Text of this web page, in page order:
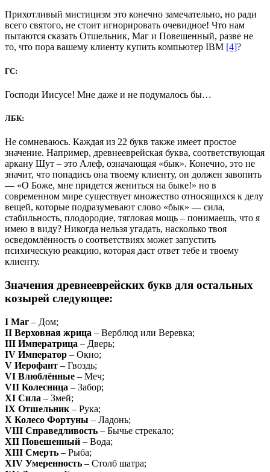
Прихотливый мистицизм это конечно замечательно, но ради
всего святого, не стоит игнорировать очевидное! Что нам
пытаются сказать Отшельник, Маг и Повешенный, разве не
то, что пора вашему клиенту купить компьютер IBM [4]?
ГС:
Господи Иисусе! Мне даже и не подумалось бы…
ЛБК:
Не сомневаюсь. Каждая из 22 букв также имеет простое
значение. Например, древнееврейская буква, соответствующая
аркану Шут – это Алеф, означающая «бык». Конечно, это не
значит, что попадись она твоему клиенту, он должен завопить
— «О Боже, мне придется жениться на быке!» но в
современном мире существует множество относящихся к делу
вещей, которые подразумевают слово «бык» — сила,
стабильность, плодородие, тягловая мощь – понимаешь, что я
имею в виду? Никогда нельзя угадать, насколько твоя
осведомлённость о соответствиях может запустить
психическую реакцию, которая даст ответ тебе и твоему
клиенту.
Значения древнееврейских букв для остальных
козырей следующее:
I Маг – Дом;
II Верховная жрица – Верблюд или Веревка;
III Императрица – Дверь;
IV Император – Окно;
V Иерофант – Гвоздь;
VI Влюблённые – Меч;
VII Колесница – Забор;
XI Сила – Змей;
IX Отшельник – Рука;
X Колесо Фортуны – Ладонь;
VIII Справедливость – Бычье стрекало;
XII Повешенный – Вода;
XIII Смерть – Рыба;
XIV Умеренность – Столб шатра;